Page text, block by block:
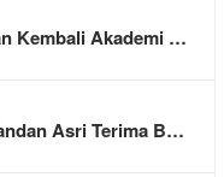
Kembali Akademi …
Asri Terima B…